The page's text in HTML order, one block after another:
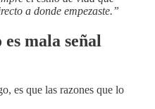
a donde empezaste.”
mala señal
es que las razones que lo